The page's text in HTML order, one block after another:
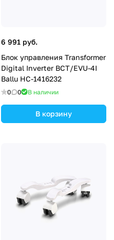
6 991 руб.
Блок управления Transformer
Digital Inverter BCT/EVU-4I
Ballu НС-1416232
0 0 В наличии
В корзину